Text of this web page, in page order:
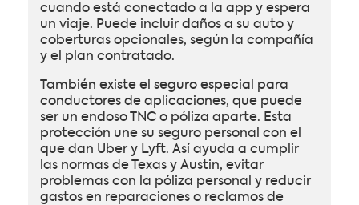
cuando está conectado a la app y espera
un viaje. Puede incluir daños a su auto y
coberturas opcionales, según la compañía
y el plan contratado.
También existe el seguro especial para
conductores de aplicaciones, que puede
ser un endoso TNC o póliza aparte. Esta
protección une su seguro personal con el
que dan Uber y Lyft. Así ayuda a cumplir
las normas de Texas y Austin, evitar
problemas con la póliza personal y reducir
gastos en reparaciones o reclamos de